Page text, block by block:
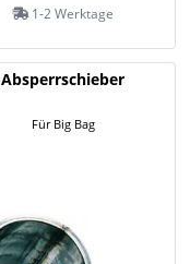
1-2 Werktage
Absperrschieber
Für Big Bag